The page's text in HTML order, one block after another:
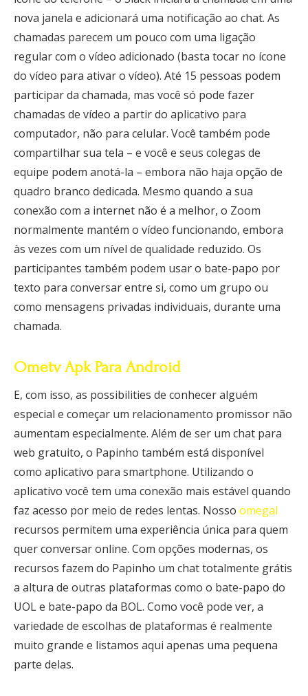
nova janela e adicionará uma notificação ao chat. As
chamadas parecem um pouco com uma ligação
regular com o vídeo adicionado (basta tocar no ícone
do vídeo para ativar o vídeo). Até 15 pessoas podem
participar da chamada, mas você só pode fazer
chamadas de vídeo a partir do aplicativo para
computador, não para celular. Você também pode
compartilhar sua tela – e você e seus colegas de
equipe podem anotá-la – embora não haja opção de
quadro branco dedicada. Mesmo quando a sua
conexão com a internet não é a melhor, o Zoom
normalmente mantém o vídeo funcionando, embora
às vezes com um nível de qualidade reduzido. Os
participantes também podem usar o bate-papo por
texto para conversar entre si, como um grupo ou
como mensagens privadas individuais, durante uma
chamada.
Ometv Apk Para Android
E, com isso, as possibilities de conhecer alguém
especial e começar um relacionamento promissor não
aumentam especialmente. Além de ser um chat para
web gratuito, o Papinho também está disponível
como aplicativo para smartphone. Utilizando o
aplicativo você tem uma conexão mais estável quando
faz acesso por meio de redes lentas. Nosso omegal
recursos permitem uma experiência única para quem
quer conversar online. Com opções modernas, os
recursos fazem do Papinho um chat totalmente grátis
a altura de outras plataformas como o bate-papo do
UOL e bate-papo da BOL. Como você pode ver, a
variedade de escolhas de plataformas é realmente
muito grande e listamos aqui apenas uma pequena
parte delas.